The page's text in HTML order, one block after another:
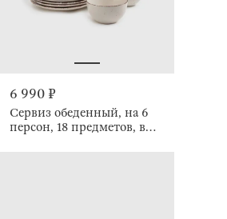
6 990 ₽
Сервиз обеденный, на 6
персон, 18 предметов, в